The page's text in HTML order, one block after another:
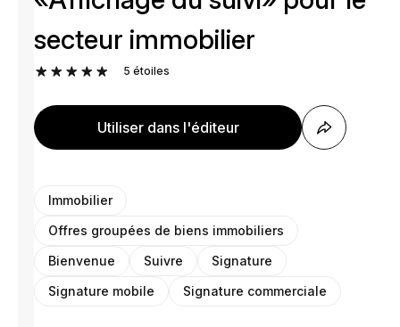
secteur immobilier
5 étoiles
Utiliser dans l'éditeur
Immobilier
Offres groupées de biens immobiliers
Bienvenue
Suivre
Signature
Signature mobile
Signature commerciale